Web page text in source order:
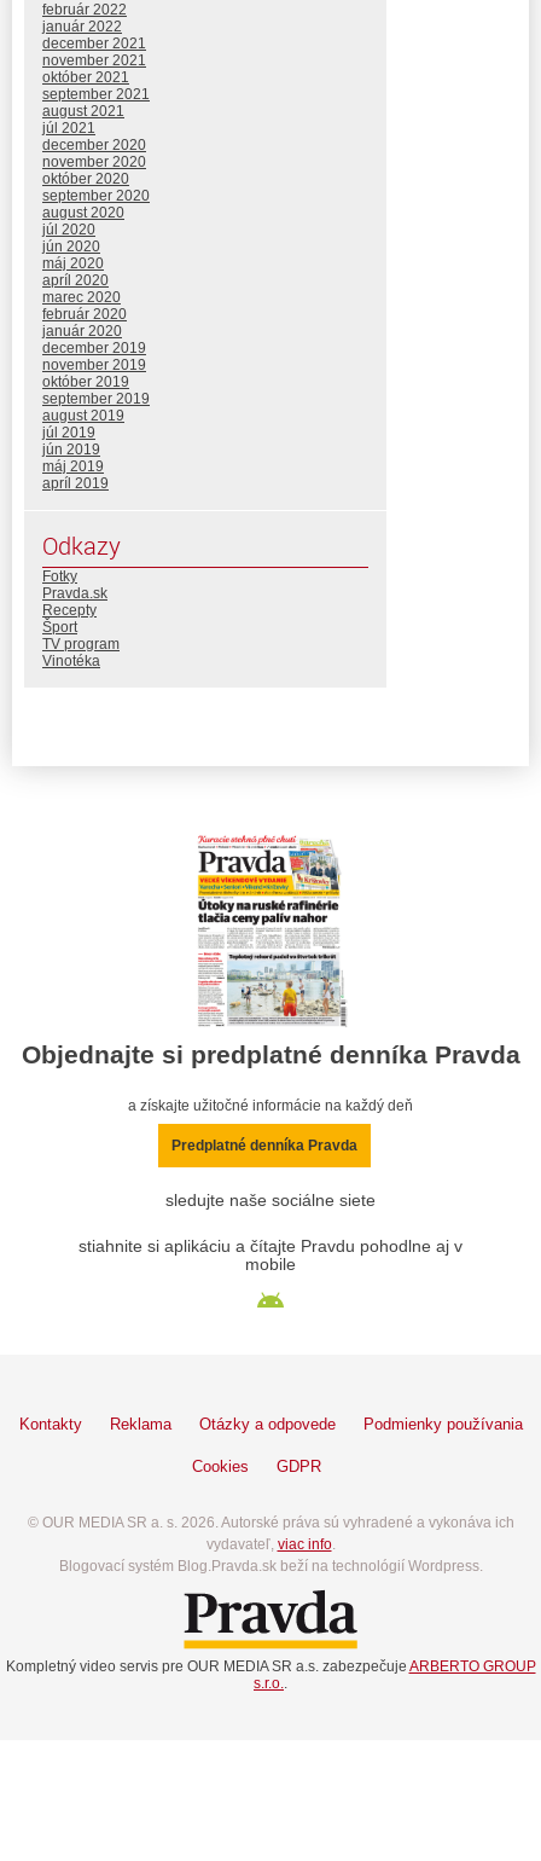
február 2022
január 2022
december 2021
november 2021
október 2021
september 2021
august 2021
júl 2021
december 2020
november 2020
október 2020
september 2020
august 2020
júl 2020
jún 2020
máj 2020
apríl 2020
marec 2020
február 2020
január 2020
december 2019
november 2019
október 2019
september 2019
august 2019
júl 2019
jún 2019
máj 2019
apríl 2019
Odkazy
Fotky
Pravda.sk
Recepty
Šport
TV program
Vinotéka
Objednajte si predplatné denníka Pravda
a získajte užitočné informácie na každý deň
Predplatné denníka Pravda
sledujte naše sociálne siete
stiahnite si aplikáciu a čítajte Pravdu pohodlne aj v
mobile
Kontakty Reklama Otázky a odpovede Podmienky používania
Cookies GDPR
© OUR MEDIA SR a. s. 2026. Autorské práva sú vyhradené a vykonáva ich
vydavateľ, viac info.
Blogovací systém Blog.Pravda.sk beží na technológií Wordpress.
Kompletný video servis pre OUR MEDIA SR a.s. zabezpečuje ARBERTO GROUP
s.r.o.